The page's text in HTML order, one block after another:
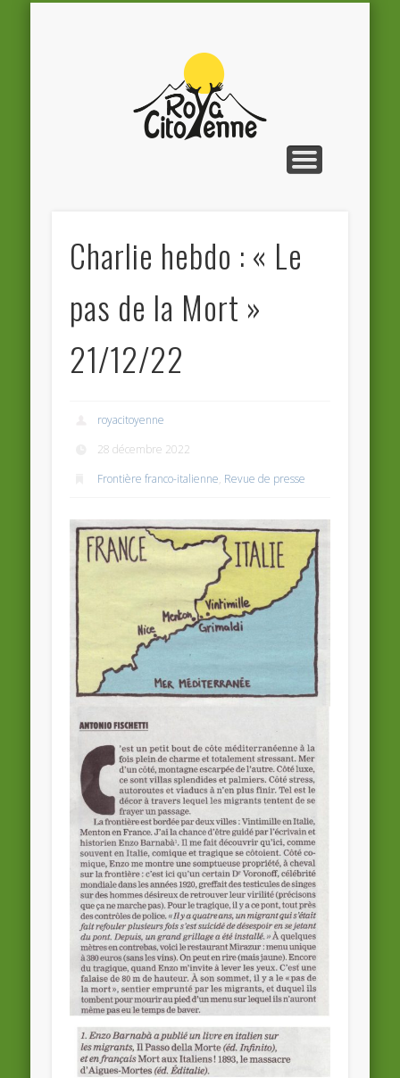
Charlie hebdo : « Le
pas de la Mort »
21/12/22
royacitoyenne
28 décembre 2022
Frontière franco-italienne, Revue de presse